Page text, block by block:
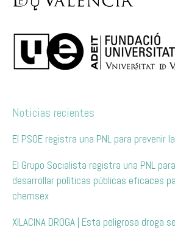
Noticias recientes
El PSOE registra una PNL para prevenir
El Grupo Socialista registra una PNL
desarrollar políticas públicas eficaces
chemsex
XILACINA DROGA | Esta peligrosa droga